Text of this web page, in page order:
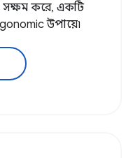
সক্ষম করে, একটি
উপায়ে৷